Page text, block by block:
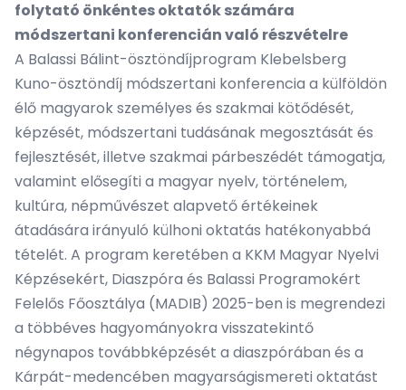
folytató önkéntes oktatók számára
módszertani konferencián való részvételre
A Balassi Bálint-ösztöndíjprogram Klebelsberg
Kuno-ösztöndíj módszertani konferencia a külföldön
élő magyarok személyes és szakmai kötődését,
képzését, módszertani tudásának megosztását és
fejlesztését, illetve szakmai párbeszédét támogatja,
valamint elősegíti a magyar nyelv, történelem,
kultúra, népművészet alapvető értékeinek
átadására irányuló külhoni oktatás hatékonyabbá
tételét. A program keretében a KKM Magyar Nyelvi
Képzésekért, Diaszpóra és Balassi Programokért
Felelős Főosztálya (MADIB) 2025-ben is megrendezi
a többéves hagyományokra visszatekintő
négynapos továbbképzését a diaszpórában és a
Kárpát-medencében magyarságismereti oktatást